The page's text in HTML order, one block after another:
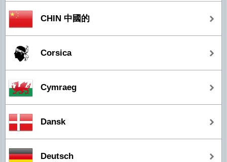
CHIN 中國的
Corsica
Cymraeg
Dansk
Deutsch